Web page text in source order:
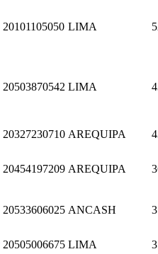
20101105050 LIMA
20503870542 LIMA
20327230710 AREQUIPA
20454197209 AREQUIPA
20533606025 ANCASH
20505006675 LIMA